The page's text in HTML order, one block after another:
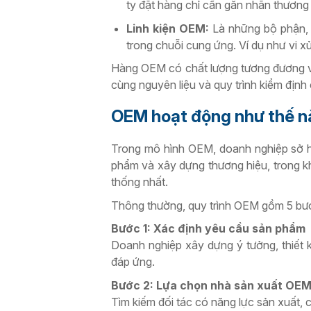
ty đặt hàng chỉ cần gắn nhãn
Linh kiện OEM: Là những bộ
trong chuỗi cung ứng. Ví dụ như vi
Hàng OEM có chất lượng tương
cùng nguyên liệu và quy trình kiểm định
OEM hoạt động như thế
Trong mô hình OEM, doanh nghiệp
phẩm và xây dựng thương hiệu, trong
thống nhất.
Thông thường, quy trình OEM gồm 5
Bước 1: Xác định yêu cầu sản phẩm
Doanh nghiệp xây dựng ý tưởng,
đáp ứng.
Bước 2: Lựa chọn nhà sản xuất OEM
Tìm kiếm đối tác có năng lực sản xuất,